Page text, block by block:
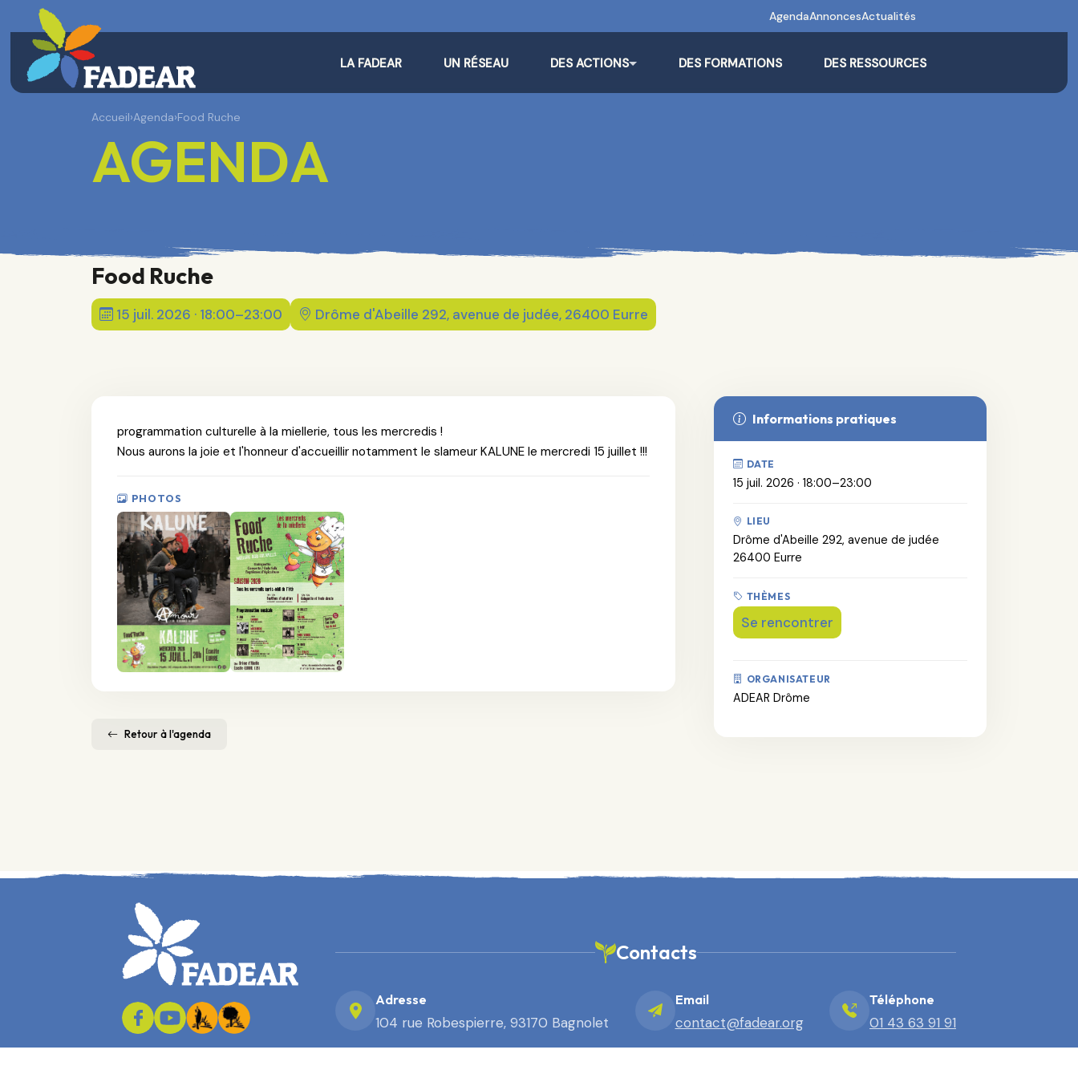
AgendaAnnoncesActualités
LA FADEAR UN RÉSEAU DES ACTIONS DES FORMATIONS DES RESSOURCES
Accueil›Agenda›Food Ruche
AGENDA
Food Ruche
15 juil. 2026 · 18:00–23:00 Drôme d'Abeille 292, avenue de judée, 26400 Eurre
programmation culturelle à la miellerie, tous les mercredis !
Nous aurons la joie et l'honneur d'accueillir notamment le slameur KALUNE le mercredi 15 juillet !!!
PHOTOS
Retour à l'agenda
Informations pratiques
DATE
15 juil. 2026 · 18:00–23:00
LIEU
Drôme d'Abeille 292, avenue de judée
26400 Eurre
THÈMES
Se rencontrer
ORGANISATEUR
ADEAR Drôme
Contacts
Adresse
104 rue Robespierre, 93170 Bagnolet
Email
contact@fadear.org
Téléphone
01 43 63 91 91